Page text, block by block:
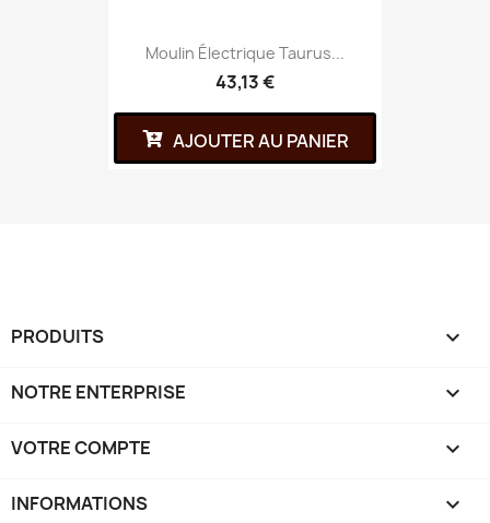
Moulin Électrique Taurus...
43,13 €
AJOUTER AU PANIER
PRODUITS 
NOTRE ENTERPRISE 
VOTRE COMPTE 
INFORMATIONS keyboard_arrow_down